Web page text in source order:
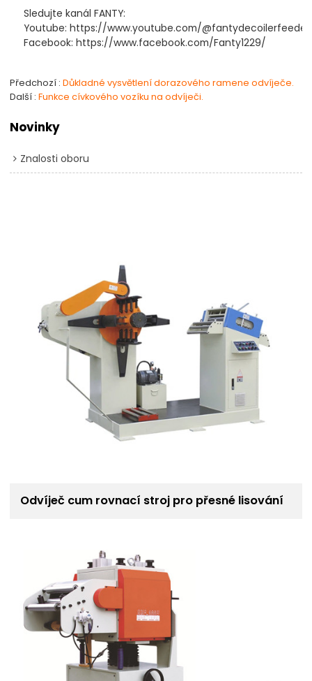
Sledujte kanál FANTY:
Youtube: https://www.youtube.com/@fantydecoilerfeeder
Facebook:https://www.facebook.com/Fanty1229/
Předchozí Důkladné vysvětlení dorazového ramene odvíječe.
Další Funkce cívkového vozíku na odvíječi.
Novinky
Znalosti oboru
Odvíječ cum rovnací stroj pro přesné lisování